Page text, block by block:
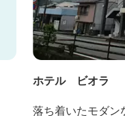
ホテル ビオラ
落ち着いたモダン